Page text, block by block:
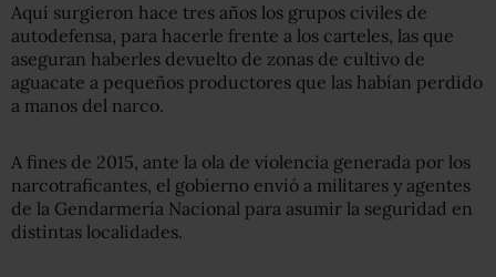
Aquí surgieron hace tres años los grupos civiles de
autodefensa, para hacerle frente a los carteles, las que
aseguran haberles devuelto de zonas de cultivo de
aguacate a pequeños productores que las habían perdido
a manos del narco.
A fines de 2015, ante la ola de violencia generada por los
narcotraficantes, el gobierno envió a militares y agentes
de la Gendarmería Nacional para asumir la seguridad en
distintas localidades.